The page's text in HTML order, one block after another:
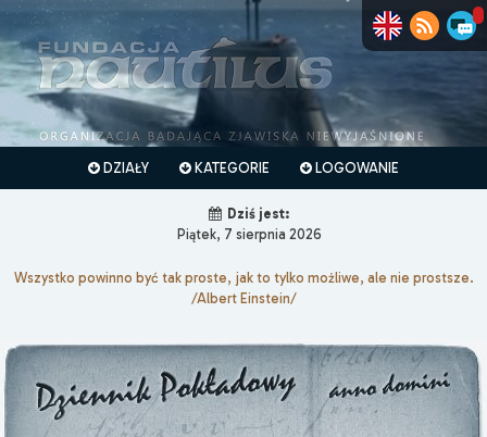
DZIAŁY KATEGORIE LOGOWANIE
Dziś jest:
Piątek, 7 sierpnia 2026
Wszystko powinno być tak proste, jak to tylko możliwe, ale nie prostsze.
/Albert Einstein/